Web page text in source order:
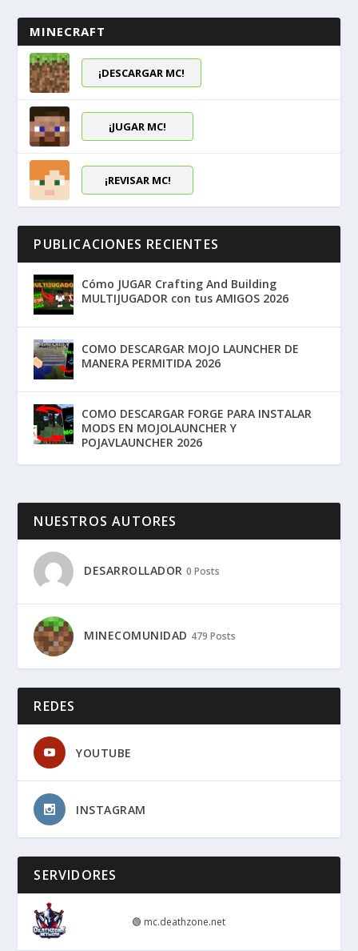
MINECRAFT
¡DESCARGAR MC!
¡JUGAR MC!
¡REVISAR MC!
PUBLICACIONES RECIENTES
Cómo JUGAR Crafting And Building
MULTIJUGADOR con tus AMIGOS 2026
COMO DESCARGAR MOJO LAUNCHER DE
MANERA PERMITIDA 2026
COMO DESCARGAR FORGE PARA INSTALAR
MODS EN MOJOLAUNCHER Y
POJAVLAUNCHER 2026
NUESTROS AUTORES
DESARROLLADOR 0 Posts
MINECOMUNIDAD 479 Posts
REDES
YOUTUBE
INSTAGRAM
SERVIDORES
🟢 mc.deathzone.net